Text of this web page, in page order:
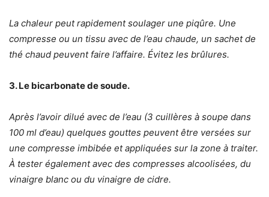
La chaleur peut rapidement soulager une piqûre. Une
compresse ou un tissu avec de l’eau chaude, un sachet de
thé chaud peuvent faire l’affaire. Évitez les brûlures.
3. Le bicarbonate de soude.
Après l’avoir dilué avec de l’eau (3 cuillères à soupe dans
100 ml d’eau) quelques gouttes peuvent être versées sur
une compresse imbibée et appliquées sur la zone à traiter.
À tester également avec des compresses alcoolisées, du
vinaigre blanc ou du vinaigre de cidre.